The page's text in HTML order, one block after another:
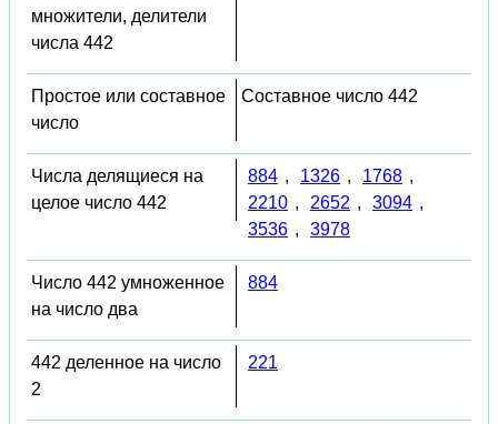
множители, делители
числа 442
Простое или составное
число
Составное число 442
Числа делящиеся на
целое число 442
884 , 1326 , 1768 ,
2210 , 2652 , 3094 ,
3536 , 3978
Число 442 умноженное
на число два
884
442 деленное на число
2
221